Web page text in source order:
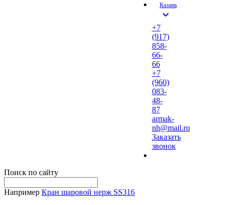
Казань
expand_more
+7
(917)
858-
66-
66
+7
(960)
083-
48-
87
armak-
nh@mail.ru
Заказать
звонок
Поиск по сайту
Например Кран шаровой нерж SS316